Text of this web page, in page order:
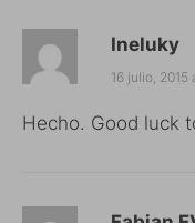
Ineluky
16 julio,
Hecho. Good luck